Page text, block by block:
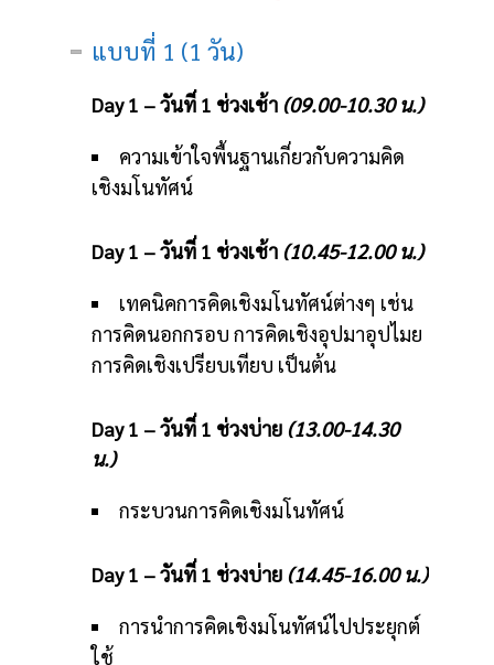
แบบที่ 1 (1 วัน)
Day 1 – วันที่ 1 ช่วงเช้า (09.00-10.30 น.)
ความเข้าใจพื้นฐานเกี่ยวกับความคิด
เชิงมโนทัศน์
Day 1 – วันที่ 1 ช่วงเช้า (10.45-12.00 น.)
เทคนิคการคิดเชิงมโนทัศน์ต่างๆ เช่น
การคิดนอกกรอบ การคิดเชิงอุปมาอุปไมย
การคิดเชิงเปรียบเทียบ เป็นต้น
Day 1 – วันที่ 1 ช่วงบ่าย (13.00-14.30
น.)
กระบวนการคิดเชิงมโนทัศน์
Day 1 – วันที่ 1 ช่วงบ่าย (14.45-16.00 น.)
การนำการคิดเชิงมโนทัศน์ไปประยุกต์
ใช้